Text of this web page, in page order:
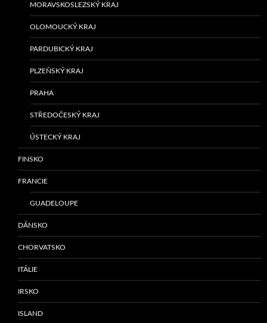
MORAVSKOSLEZSKÝ KRAJ
OLOMOUCKÝ KRAJ
PARDUBICKÝ KRAJ
PLZEŇSKÝ KRAJ
PRAHA
STŘEDOČESKÝ KRAJ
ÚSTECKÝ KRAJ
FINSKO
FRANCIE
GUADELOUPE
DÁNSKO
CHORVATSKO
ITÁLIE
IRSKO
ISLAND